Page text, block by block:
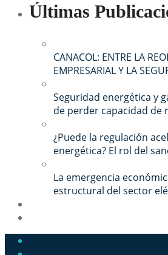
Últimas
CANACOL: ENTRE LA
EMPRESARIAL Y LA
Seguridad energética y
de perder capacidad de
¿Puede la regulación
energética? El rol del
La emergencia
estructural del sector